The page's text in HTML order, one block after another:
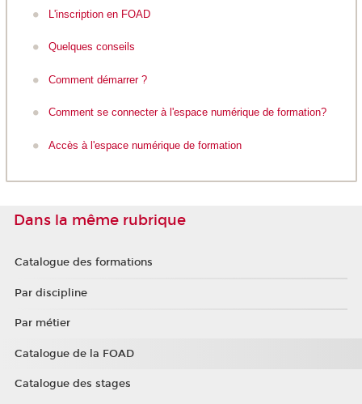
L'inscription en FOAD
Quelques conseils
Comment démarrer ?
Comment se connecter à l'espace numérique de formation?
Accès à l'espace numérique de formation
Dans la même rubrique
Catalogue des formations
Par discipline
Par métier
Catalogue de la FOAD
Catalogue des stages